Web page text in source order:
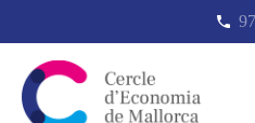
phone